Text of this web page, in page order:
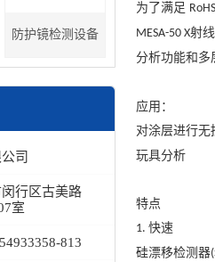
防护镜检测设备
司
闵行区古美路
室
813
为了满足
MESA-50 X射
分析功能和多
应用：
对涂层进行无
玩具分析
特点
1. 快速
硅漂移检测器